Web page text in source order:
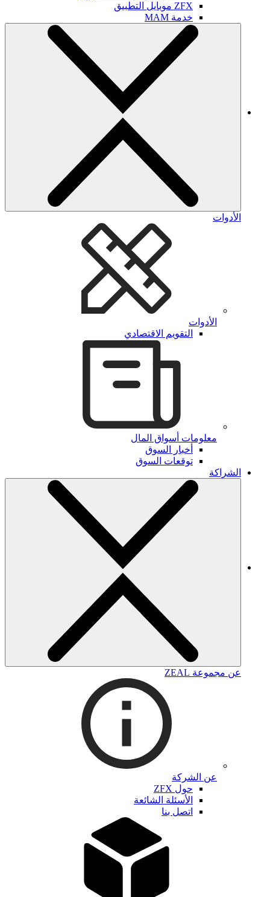
ZFX موبايل التطبيق
خدمة MAM
الأدوات
الأدوات
التقويم الاقتصادي
معلومات أسواق المال
أخبار السوق
توقعات السوق
الشراكة
عن مجموعة ZEAL
عن الشركة
حول ZFX
الأسئلة الشائعة
اتصل بنا